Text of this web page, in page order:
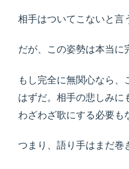
相手はついてこないと言
だが、この姿勢は本当に
もし完全に無関心なら、
はずだ。相手の悲しみに
わざわざ歌にする必要も
つまり、語り手はまだ巻